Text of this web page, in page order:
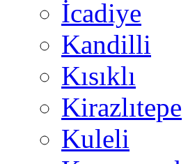
İcadiye
Kandilli
Kısıklı
Kirazlıtepe
Kuleli